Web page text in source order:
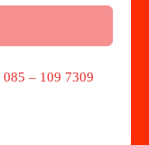
085 – 109 7309